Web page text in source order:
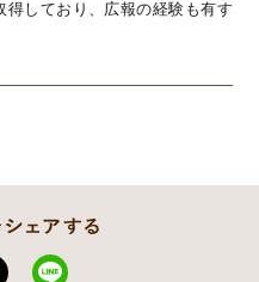
得しており、広報の経験も有す